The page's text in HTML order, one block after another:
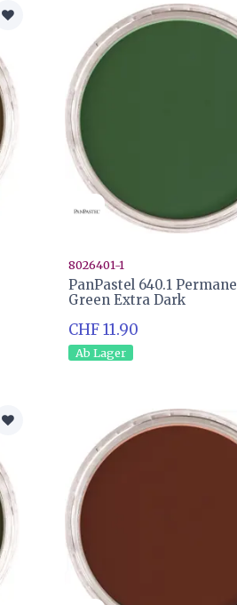
8026401-1
PanPastel 640.1
Green Extra Dark
CHF 11.90
Ab Lager